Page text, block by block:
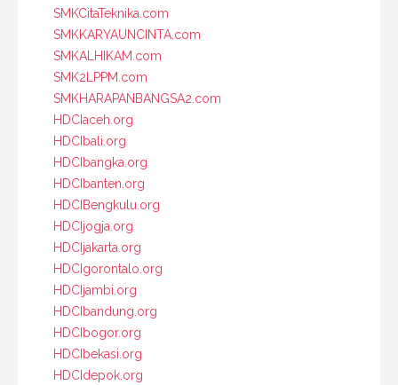
SMKCitaTeknika.com
SMKKARYAUNCINTA.com
SMKALHIKAM.com
SMK2LPPM.com
SMKHARAPANBANGSA2.com
HDCIaceh.org
HDCIbali.org
HDCIbangka.org
HDCIbanten.org
HDCIBengkulu.org
HDCIjogja.org
HDCIjakarta.org
HDCIgorontalo.org
HDCIjambi.org
HDCIbandung.org
HDCIbogor.org
HDCIbekasi.org
HDCIdepok.org